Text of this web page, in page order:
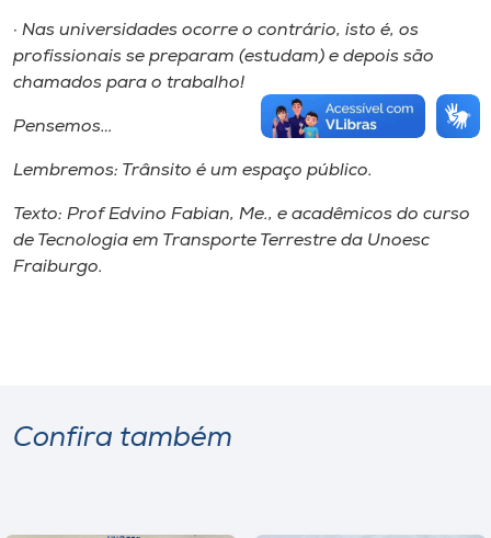
· Nas universidades ocorre o contrário, isto é, os
profissionais se preparam (estudam) e depois são
chamados para o trabalho!
Pensemos…
Lembremos: Trânsito é um espaço público.
Texto: Prof Edvino Fabian, Me., e acadêmicos do curso
de Tecnologia em Transporte Terrestre da Unoesc
Fraiburgo.
Confira também